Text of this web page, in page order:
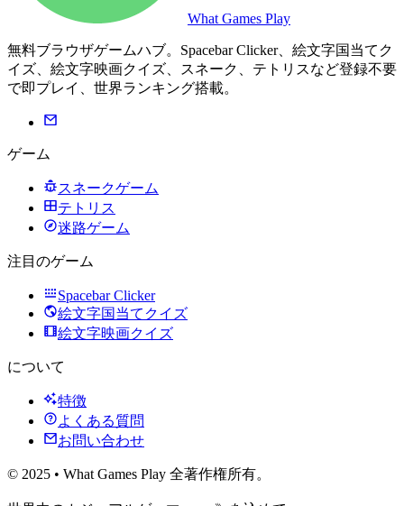
What Games Play
無料ブラウザゲームハブ。Spacebar Clicker、絵文字国当てク
イズ、絵文字映画クイズ、スネーク、テトリスなど登録不要
で即プレイ、世界ランキング搭載。
ゲーム
スネークゲーム
テトリス
迷路ゲーム
注目のゲーム
Spacebar Clicker
絵文字国当てクイズ
絵文字映画クイズ
について
特徴
よくある質問
お問い合わせ
© 2025 • What Games Play 全著作権所有。